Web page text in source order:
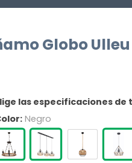
Globo Ulleu
las especificaciones
Negro